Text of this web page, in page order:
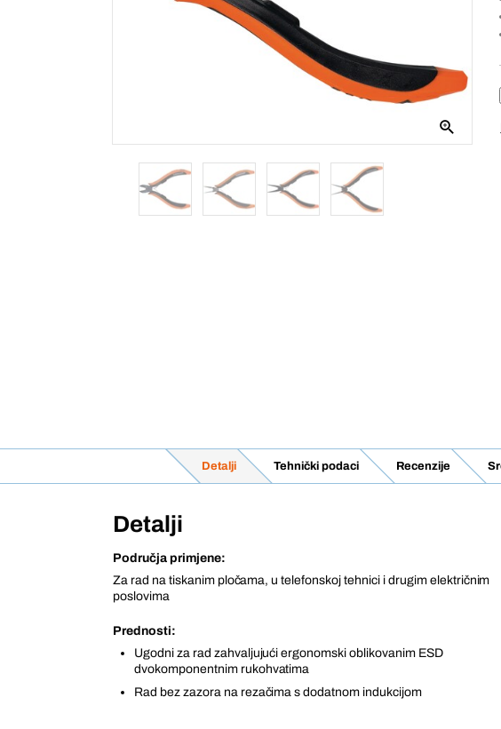
Detalji Tehnički podaci Recenzije
Detalji
Područja primjene:
Za rad na tiskanim pločama, u telefonskoj tehnici i drugim električnim
poslovima
Prednosti:
Ugodni za rad zahvaljujući ergonomski oblikovanim ESD
dvokomponentnim rukohvatima
Rad bez zazora na rezačima s dodatnom indukcijom